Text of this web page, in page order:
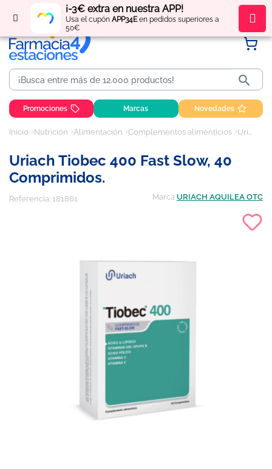
¡-3€ extra en nuestra APP!
Usa el cupón APP34Een pedidos superiores a
50€
Regístratey obténpuntos por tus compras

Promociones Marcas Novedades
Inicio Nutrición Alimentación Complementos alimenticios Uriach Tiobec 400 fast slow, 40 comprimidos.
Uriach Tiobec 400 Fast Slow, 40
Comprimidos.
Referencia: 181861 Marca URIACH AQUILEA OTC